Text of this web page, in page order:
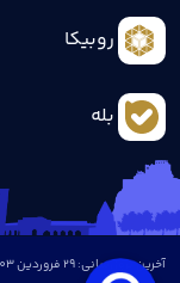
روبیکا
بله
آخرین بروزرسانی: 29 فروردین 1403